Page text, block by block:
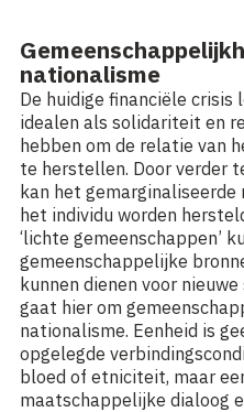
nationalisme
De huidige financiële crisis
idealen als solidariteit en
hebben om de relatie van
te herstellen. Door verder
kan het
het individu worden
‘lichte gemeenschappen’
gemeenschappelijke
kunnen dienen voor
gaat hier om
nationalisme. Eenheid is
opgelegde
bloed of etniciteit, maar
maatschappelijke dialoog